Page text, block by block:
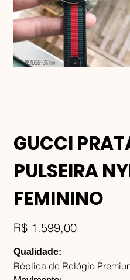
GUCCI
PULSEIRA
FEMININO
Preço
R$ 1.599,00
Qualidade:
Réplica de Relógio